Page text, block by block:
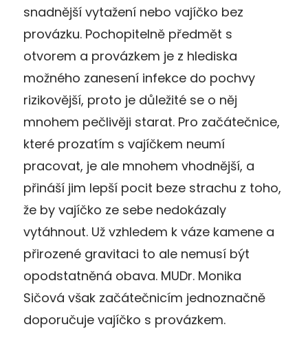
snadnější vytažení nebo vajíčko bez
provázku. Pochopitelně předmět s
otvorem a provázkem je z hlediska
možného zanesení infekce do pochvy
rizikovější, proto je důležité se o něj
mnohem pečlivěji starat. Pro začátečnice,
které prozatím s vajíčkem neumí
pracovat, je ale mnohem vhodnější, a
přináší jim lepší pocit beze strachu z toho,
že by vajíčko ze sebe nedokázaly
vytáhnout. Už vzhledem k váze kamene a
přirozené gravitaci to ale nemusí být
opodstatněná obava. MUDr. Monika
Sičová však začátečnicím jednoznačně
doporučuje vajíčko s provázkem.